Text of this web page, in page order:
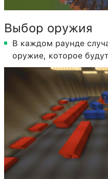
Выбор оружия
В каждом раунде
оружие, которое